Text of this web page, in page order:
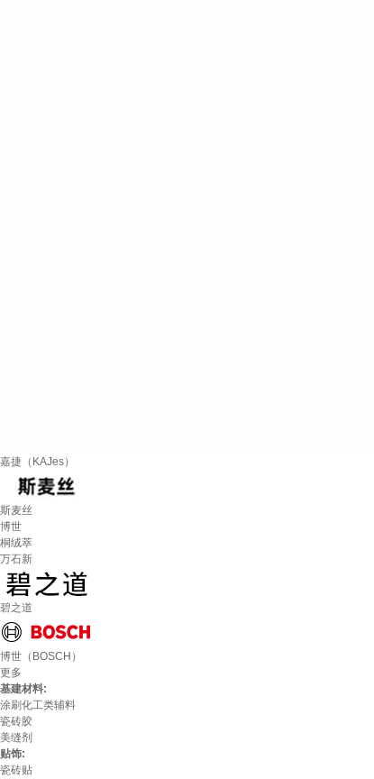
嘉捷（KAJes）
斯麦丝
博世
桐绒萃
万石新
碧之道
博世（BOSCH）
更多
基建材料:
涂刷化工类辅料
瓷砖胶
美缝剂
贴饰:
瓷砖贴